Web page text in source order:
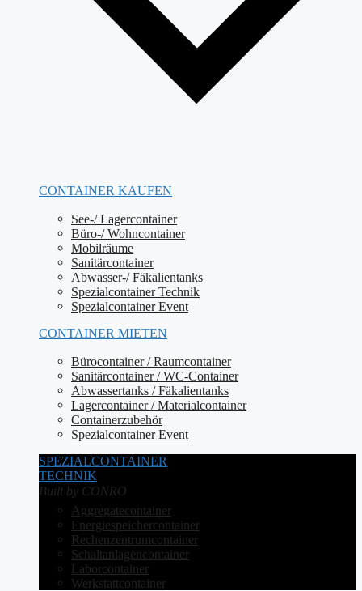
CONTAINER KAUFEN
See-/ Lagercontainer
Büro-/ Wohncontainer
Mobilräume
Sanitärcontainer
Abwasser-/ Fäkalientanks
Spezialcontainer Technik
Spezialcontainer Event
CONTAINER MIETEN
Bürocontainer / Raumcontainer
Sanitärcontainer / WC-Container
Abwassertanks / Fäkalientanks
Lagercontainer / Materialcontainer
Containerzubehör
Spezialcontainer Event
SPEZIALCONTAINER
TECHNIK
Built by CONRO
Aggregatecontainer
Energiespeichercontainer
Rechenzentrumcontainer
Schaltanlagencontainer
Laborcontainer
Werkstattcontainer